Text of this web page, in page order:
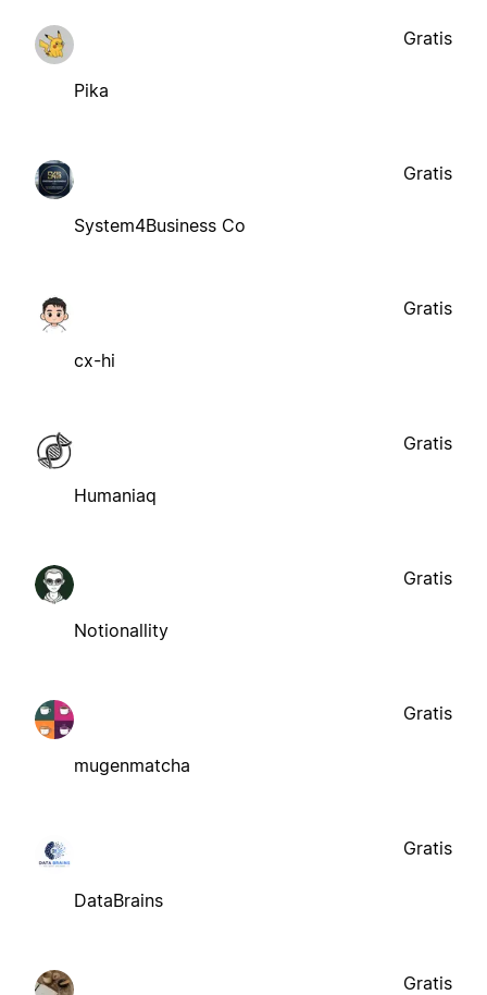
Pika
Gratis
System4Business Co
Gratis
cx-hi
Gratis
Humaniaq
Gratis
Notionallity
Gratis
mugenmatcha
Gratis
DataBrains
Gratis
Gratis